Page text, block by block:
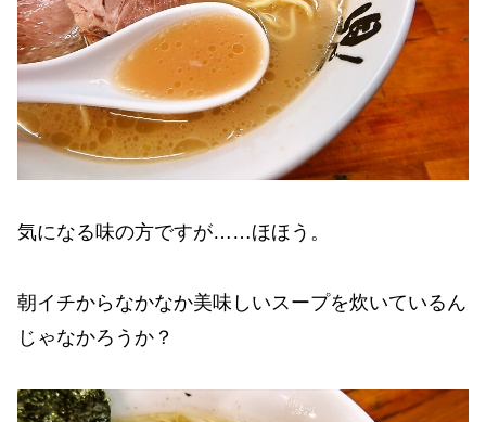
気になる味の方ですが……ほほう。
朝イチからなかなか美味しいスープを炊いているん
じゃなかろうか？